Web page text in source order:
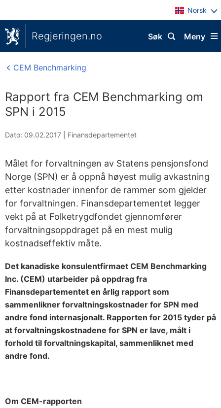
Norsk
Regjeringen.no Meny
Søk
CEM Benchmarking
Rapport fra CEM Benchmarking om
SPN i 2015
Dato: 09.02.2017 Finansdepartementet
Målet for forvaltningen av Statens pensjonsfond
Norge (SPN) er å oppnå høyest mulig avkastning
etter kostnader innenfor de rammer som gjelder
for forvaltningen. Finansdepartementet legger
vekt på at Folketrygdfondet gjennomfører
forvaltningsoppdraget på en mest mulig
kostnadseffektiv måte.
Det kanadiske konsulentfirmaet CEM Benchmarking
Inc. (CEM) utarbeider på oppdrag fra
Finansdepartementet en årlig rapport som
sammenlikner forvaltningskostnader for SPN med
andre fond internasjonalt. Rapporten for 2015 tyder på
at forvaltningskostnadene for SPN er lave, målt i
forhold til forvaltningskapital, sammenliknet med
andre fond.
Om CEM-rapporten